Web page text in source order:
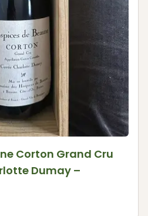
Corton Grand Cru
Dumay –